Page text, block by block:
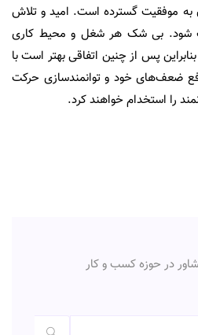
به موفقیت گسترده است. امید و تلاش
شود. بی شک هر شغل و محیط کاری
پس از چنین اتفاقی بهتر است با
ضعف‌های خود و توانمندسازی حرکت
را استخدام خواهند کرد.
در حوزه کسب و کار